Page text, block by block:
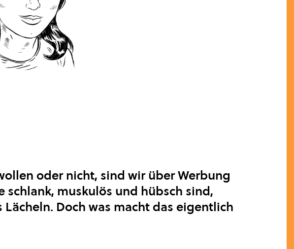
oder nicht, sind wir über Werbung
muskulös und hübsch sind,
Doch was macht das eigentlich